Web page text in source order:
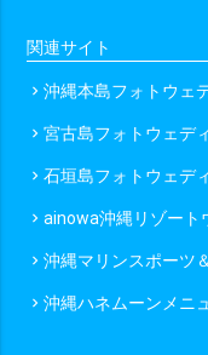
関連サイト
chevron_right沖縄本島フォトウェ
chevron_right宮古島フォトウェデ
chevron_right石垣島フォトウェデ
chevron_rightainowa沖縄リゾート
chevron_right沖縄マリンスポーツ
chevron_right沖縄ハネムーンメニ